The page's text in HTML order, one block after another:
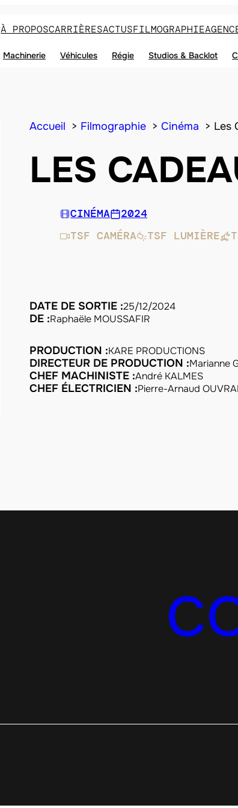
À PROPOSCARRIÈRESACTUSFILMOGRAPHIE
Machinerie Véhicules Régie Studios & Backlot
Accueil Filmographie Cinéma Les
LES
CINÉMA
2024
TSF CAMÉRA
TSF LUMIÈRE
DATE DE SORTIE :25/12/2024
DE :Raphaële MOUSSAFIR
PRODUCTION :KARE PRODUCTIONS
DIRECTEUR DE PRODUCTION :Marianne
CHEF MACHINISTE :André KALMES
CHEF ÉLECTRICIEN :Pierre-Arnaud